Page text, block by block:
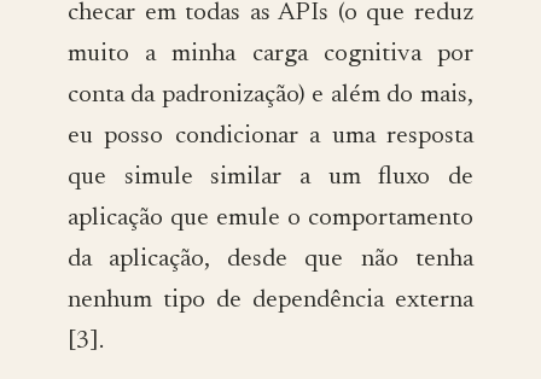
checar em todas as APIs (o que reduz
muito a minha carga cognitiva por
conta da padronização) e além do mais,
eu posso condicionar a uma resposta
que simule similar a um fluxo de
aplicação que emule o comportamento
da aplicação, desde que não tenha
nenhum tipo de dependência externa
[3].